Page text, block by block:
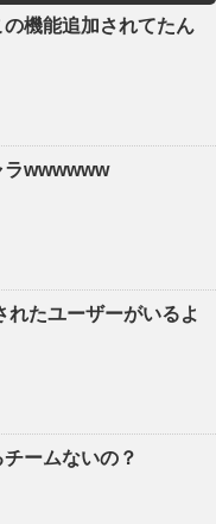
の機能追加されてたん
ラwwwwww
れたユーザーがいるよ
チームないの？